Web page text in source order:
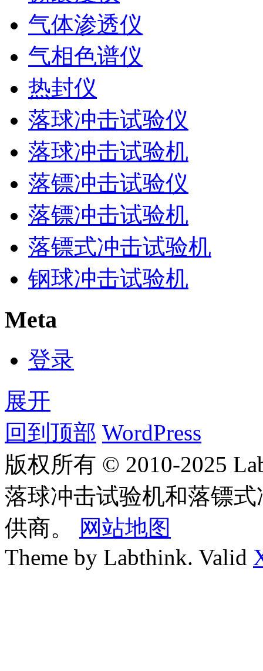
气体渗透仪
气相色谱仪
热封仪
落球冲击试验仪
落球冲击试验机
落镖冲击试验仪
落镖冲击试验机
落镖式冲击试验机
钢球冲击试验机
Meta
登录
展开
回到顶部 WordPress
版权所有 © 2010-2025
落球冲击试验机和落镖
供商。
网站地图
Theme by Labthink. Valid